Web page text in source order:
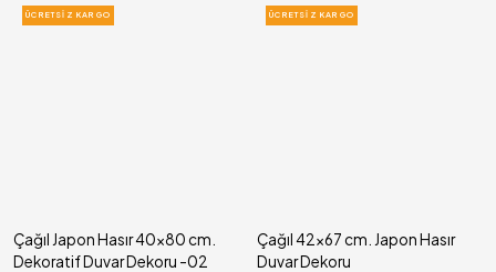
ÜCRETSIZ KARGO
Çağıl Japon Hasır 40x80 cm.
Dekoratif Duvar Dekoru -02
ÜCRETSIZ KARGO
Çağıl 42x67 cm. Japon Hasır
Duvar Dekoru